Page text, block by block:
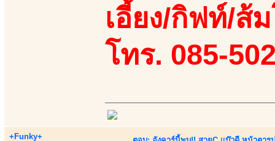
เอี้ยง/กิฟท์/ส้
โทร. 085-
+Funky+